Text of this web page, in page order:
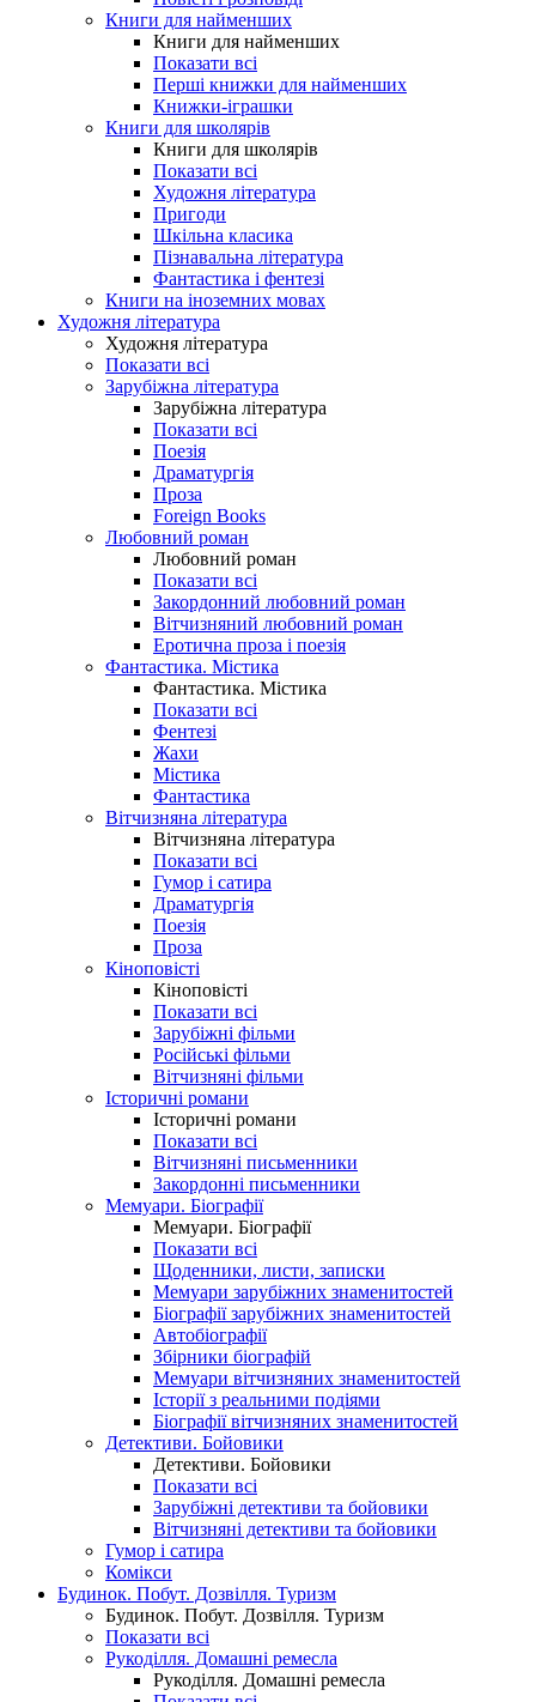
Книги для найменших
Книги для найменших
Показати всі
Перші книжки для найменших
Книжки-іграшки
Книги для школярів
Книги для школярів
Показати всі
Художня література
Пригоди
Шкільна класика
Пізнавальна література
Фантастика і фентезі
Книги на іноземних мовах
Художня література
Художня література
Показати всі
Зарубіжна література
Зарубіжна література
Показати всі
Поезія
Драматургія
Проза
Foreign Books
Любовний роман
Любовний роман
Показати всі
Закордонний любовний роман
Вітчизняний любовний роман
Еротична проза і поезія
Фантастика. Містика
Фантастика. Містика
Показати всі
Фентезі
Жахи
Містика
Фантастика
Вітчизняна література
Вітчизняна література
Показати всі
Гумор і сатира
Драматургія
Поезія
Проза
Кіноповісті
Кіноповісті
Показати всі
Зарубіжні фільми
Російські фільми
Вітчизняні фільми
Історичні романи
Історичні романи
Показати всі
Вітчизняні письменники
Закордонні письменники
Мемуари. Біографії
Мемуари. Біографії
Показати всі
Щоденники, листи, записки
Мемуари зарубіжних знаменитостей
Біографії зарубіжних знаменитостей
Автобіографії
Збірники біографій
Мемуари вітчизняних знаменитостей
Історії з реальними подіями
Біографії вітчизняних знаменитостей
Детективи. Бойовики
Детективи. Бойовики
Показати всі
Зарубіжні детективи та бойовики
Вітчизняні детективи та бойовики
Гумор і сатира
Комікси
Будинок. Побут. Дозвілля. Туризм
Будинок. Побут. Дозвілля. Туризм
Показати всі
Рукоділля. Домашні ремесла
Рукоділля. Домашні ремесла